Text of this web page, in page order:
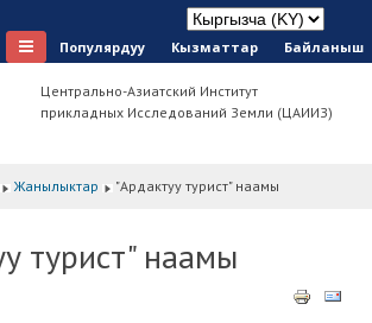
Популярдуу Кызматтар Байланыш
Центрально-Азиатский Институт
прикладных Исследований Земли (ЦАИИЗ)
Жанылыктар "Ардактуу турист" наамы
турист" наамы